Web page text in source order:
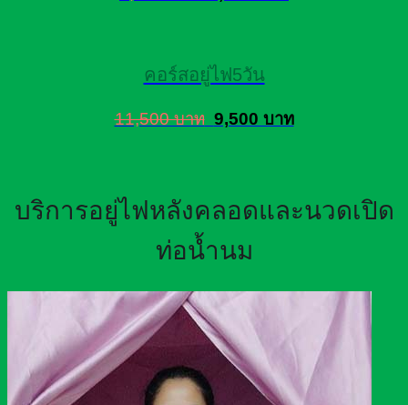
คอร์สอยู่ไฟ5วัน
11,500 บาท 9,500 บาท
บริการอยู่ไฟหลังคลอดและนวดเปิด
ท่อน้ำนม